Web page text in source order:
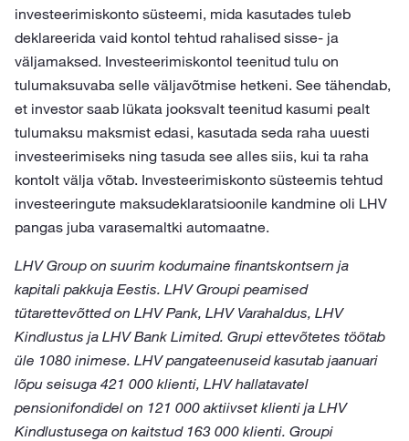
investeerimiskonto süsteemi, mida kasutades tuleb
deklareerida vaid kontol tehtud rahalised sisse- ja
väljamaksed. Investeerimiskontol teenitud tulu on
tulumaksuvaba selle väljavõtmise hetkeni. See tähendab,
et investor saab lükata jooksvalt teenitud kasumi pealt
tulumaksu maksmist edasi, kasutada seda raha uuesti
investeerimiseks ning tasuda see alles siis, kui ta raha
kontolt välja võtab. Investeerimiskonto süsteemis tehtud
investeeringute maksudeklaratsioonile kandmine oli LHV
pangas juba varasemaltki automaatne.
LHV Group on suurim kodumaine finantskontsern ja
kapitali pakkuja Eestis. LHV Groupi peamised
tütarettevõtted on LHV Pank, LHV Varahaldus, LHV
Kindlustus ja LHV Bank Limited. Grupi ettevõtetes töötab
üle 1080 inimese. LHV pangateenuseid kasutab jaanuari
lõpu seisuga 421 000 klienti, LHV hallatavatel
pensionifondidel on 121 000 aktiivset klienti ja LHV
Kindlustusega on kaitstud 163 000 klienti. Groupi